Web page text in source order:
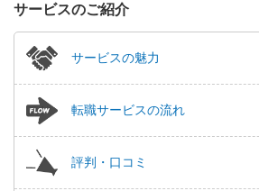
サービスのご紹介
サービスの魅力
転職サービスの流れ
評判・口コミ